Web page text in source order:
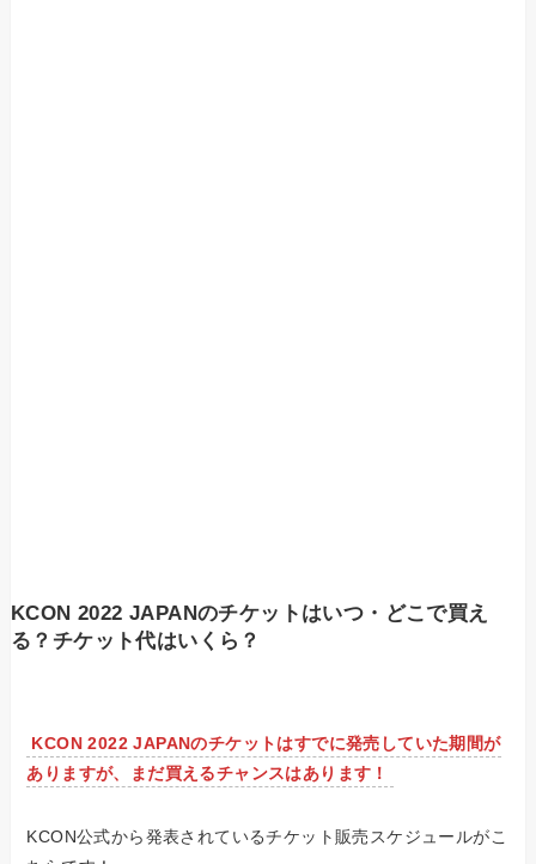
KCON 2022 JAPANのチケットはいつ・どこで買え
る？チケット代はいくら？
KCON 2022 JAPANのチケットはすでに発売していた期間が
ありますが、まだ買えるチャンスはあります！
KCON公式から発表されているチケット販売スケジュールがこ